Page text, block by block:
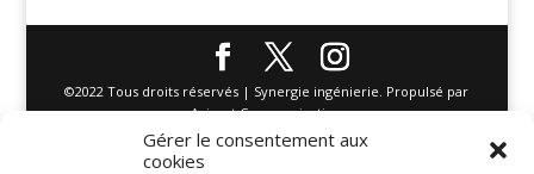
Gérer le consentement aux
cookies
©2022 Tous droits réservés | Synergie ingénierie. Propulsé par
Azimut Communication